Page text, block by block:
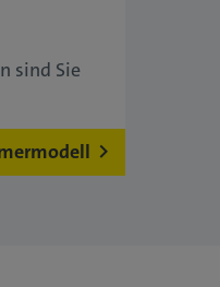
sind Sie